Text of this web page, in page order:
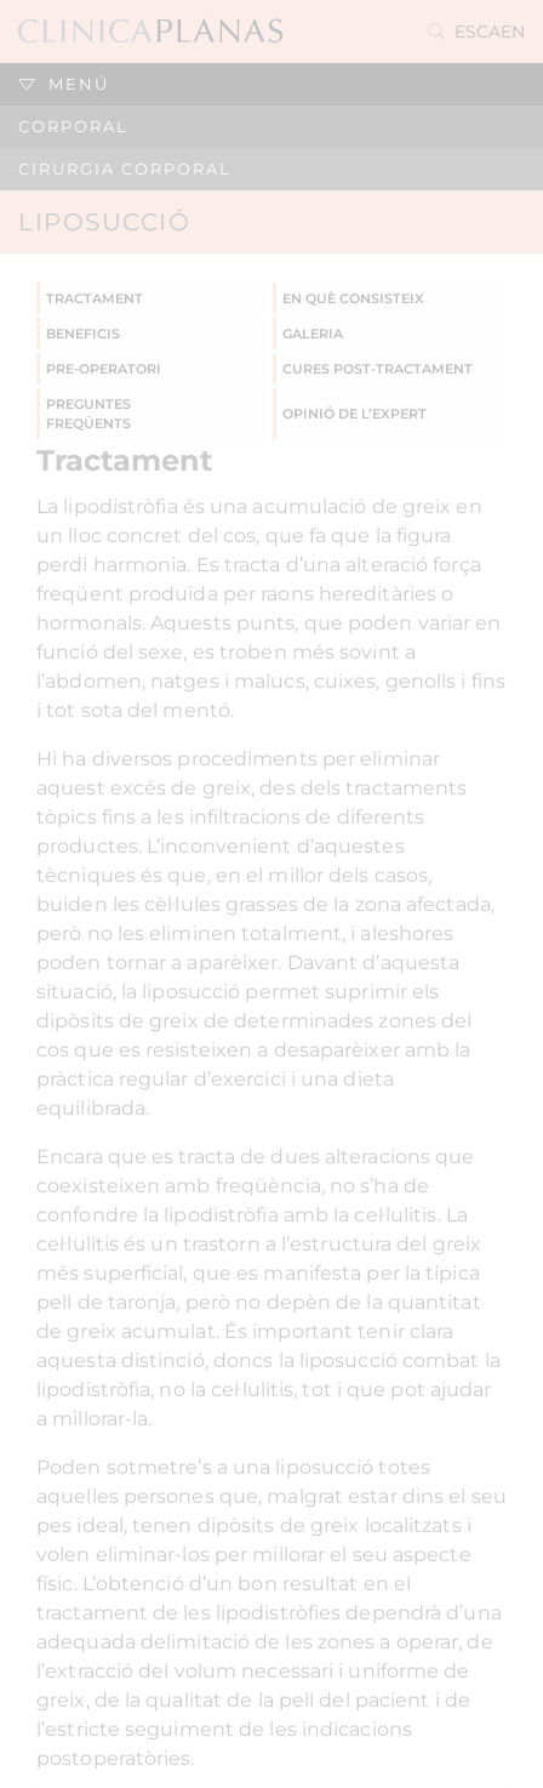
ESCAEN
MENÚ
CORPORAL
CIRURGIA CORPORAL
LIPOSUCCIÓ
TRACTAMENT EN QUÈ CONSISTEIX
BENEFICIS GALERIA
PRE-OPERATORI CURES POST-TRACTAMENT
PREGUNTES
FREQÜENTS
OPINIÓ DE L’EXPERT
Tractament
La lipodistròfia és una acumulació de greix en
un lloc concret del cos, que fa que la figura
perdi harmonia. Es tracta d’una alteració força
freqüent produïda per raons hereditàries o
hormonals. Aquests punts, que poden variar en
funció del sexe, es troben més sovint a
l’abdomen, natges i malucs, cuixes, genolls i fins
i tot sota del mentó.
Hi ha diversos procediments per eliminar
aquest excés de greix, des dels tractaments
tòpics fins a les infiltracions de diferents
productes. L’inconvenient d’aquestes
tècniques és que, en el millor dels casos,
buiden les cèl·lules grasses de la zona afectada,
però no les eliminen totalment, i aleshores
poden tornar a aparèixer. Davant d’aquesta
situació, la liposucció permet suprimir els
dipòsits de greix de determinades zones del
cos que es resisteixen a desaparèixer amb la
pràctica regular d’exercici i una dieta
equilibrada.
Encara que es tracta de dues alteracions que
coexisteixen amb freqüència, no s’ha de
confondre la lipodistròfia amb la cel·lulitis. La
cel·lulitis és un trastorn a l’estructura del greix
més superficial, que es manifesta per la típica
pell de taronja, però no depèn de la quantitat
de greix acumulat. És important tenir clara
aquesta distinció, doncs la liposucció combat la
lipodistròfia, no la cel·lulitis, tot i que pot ajudar
a millorar-la.
Poden sotmetre’s a una liposucció totes
aquelles persones que, malgrat estar dins el seu
pes ideal, tenen dipòsits de greix localitzats i
volen eliminar-los per millorar el seu aspecte
físic. L’obtenció d’un bon resultat en el
tractament de les lipodistròfies dependrà d’una
adequada delimitació de les zones a operar, de
l’extracció del volum necessari i uniforme de
greix, de la qualitat de la pell del pacient i de
l’estricte seguiment de les indicacions
postoperatòries.